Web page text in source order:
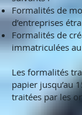
Formalités de
d’entreprises
Formalités de
immatriculées au
Les formalités
papier jusqu’au
traitées par les